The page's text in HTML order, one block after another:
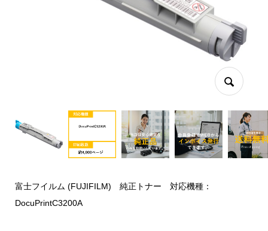
富士フイルム (FUJIFILM) 純正トナー 対応機種：
DocuPrintC3200A